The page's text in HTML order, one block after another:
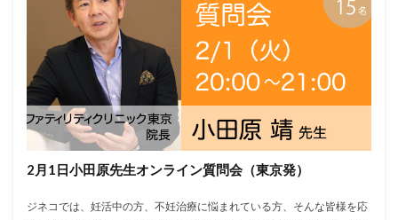
2月1日小田原先生オンライン質問会（東京発）
ジネコでは、妊活中の方、不妊治療に悩まれている方、そんな皆様を応